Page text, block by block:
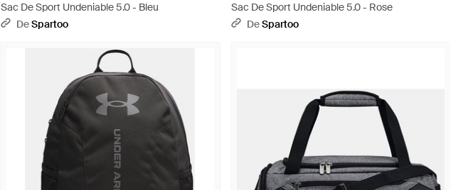
Sac De Sport Undeniable 5.0 - Bleu
DeSpartoo
Sac De Sport Undeniable 5.0 - Rose
DeSpartoo